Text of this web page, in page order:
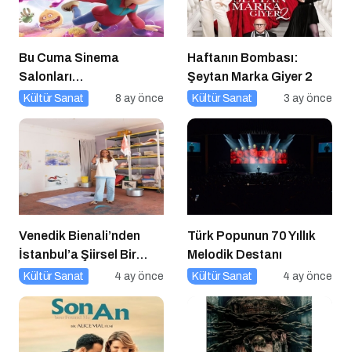
Bu Cuma Sinema
Salonları
Hareketleniyor: 26 Aralık
Kültür Sanat 8 ay önce
Haftanın Bombası:
Şeytan Marka Giyer 2
Kültür Sanat 3 ay önce
Venedik Bienali’nden
İstanbul’a Şiirsel Bir
Geçiş
Kültür Sanat 4 ay önce
Türk Popunun 70 Yıllık
Melodik Destanı
Kültür Sanat 4 ay önce